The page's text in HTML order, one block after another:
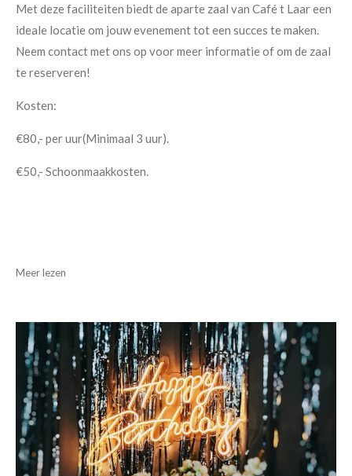
Met deze faciliteiten biedt de aparte zaal van Café t Laar een
ideale locatie om jouw evenement tot een succes te maken.
Neem contact met ons op voor meer informatie of om de zaal
te reserveren!
Kosten:
€80,- per uur(Minimaal 3 uur).
€50,- Schoonmaakkosten.
Meer lezen